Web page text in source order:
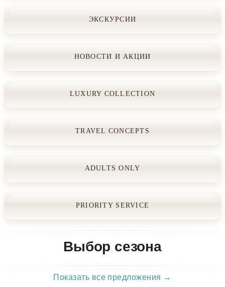
ЭКСКУРСИИ
НОВОСТИ И АКЦИИ
LUXURY COLLECTION
TRAVEL CONCEPTS
ADULTS ONLY
PRIORITY SERVICE
Выбор сезона
Показать все предложения →